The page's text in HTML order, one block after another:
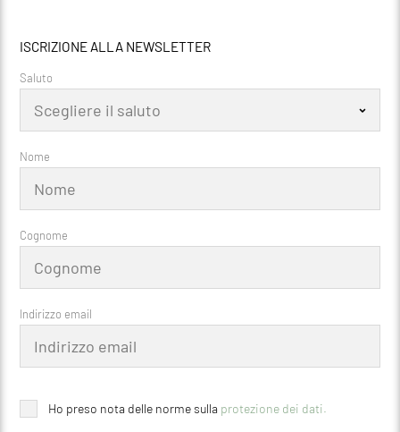
ISCRIZIONE ALLA NEWSLETTER
Saluto
Nome
Cognome
Indirizzo email
Ho preso nota delle norme sulla protezione dei dati.